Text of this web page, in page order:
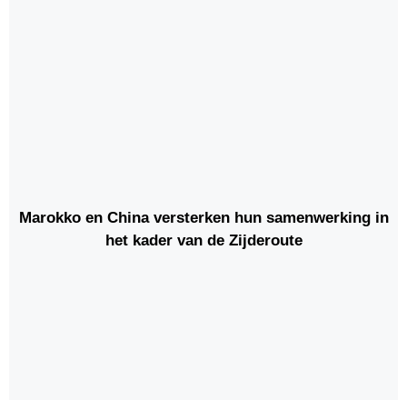
Marokko en China versterken hun samenwerking in
het kader van de Zijderoute